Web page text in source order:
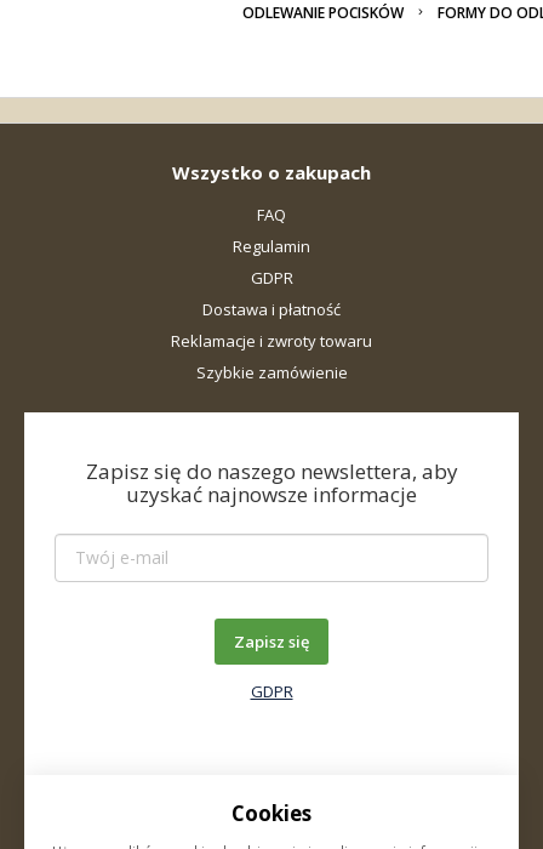
ODLEWANIE POCISKÓW
FORMY DO
Wszystko o zakupach
FAQ
Regulamin
GDPR
Dostawa i płatność
Reklamacje i zwroty towaru
Szybkie zamówienie
Zapisz się do naszego newslettera, aby
uzyskać najnowsze informacje
Zapisz się
GDPR
O firmie
Cookies